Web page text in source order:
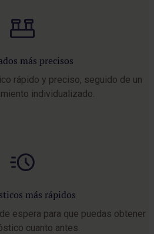
más precisos
rápido y preciso, seguido de un
individualizado.
más rápidos
espera para que puedas obtener
cuanto antes.